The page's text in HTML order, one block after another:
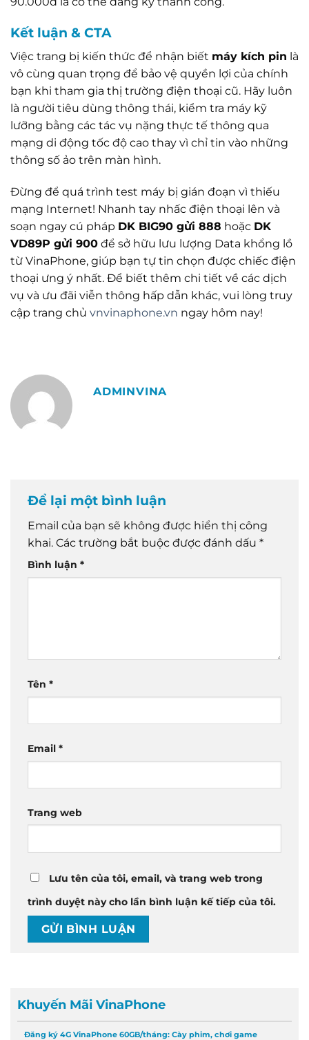
Kết luận & CTA
Việc trang bị kiến thức để nhận biết máy kích pin là
vô cùng quan trọng để bảo vệ quyền lợi của chính
bạn khi tham gia thị trường điện thoại cũ. Hãy luôn
là người tiêu dùng thông thái, kiểm tra máy kỹ
lưỡng bằng các tác vụ nặng thực tế thông qua
mạng di động tốc độ cao thay vì chỉ tin vào những
thông số ảo trên màn hình.
Đừng để quá trình test máy bị gián đoạn vì thiếu
mạng Internet! Nhanh tay nhấc điện thoại lên và
soạn ngay cú pháp DK BIG90 gửi 888 hoặc DK
VD89P gửi 900 để sở hữu lưu lượng Data khổng lồ
từ VinaPhone, giúp bạn tự tin chọn được chiếc điện
thoại ưng ý nhất. Để biết thêm chi tiết về các dịch
vụ và ưu đãi viễn thông hấp dẫn khác, vui lòng truy
cập trang chủ vnvinaphone.vn ngay hôm nay!
ADMINVINA
Để lại một bình luận
Email của bạn sẽ không được hiển thị công
khai. Các trường bắt buộc được đánh dấu *
Bình luận *
Tên *
Email *
Trang web
Lưu tên của tôi, email, và trang web trong
trình duyệt này cho lần bình luận kế tiếp của tôi.
Khuyến Mãi VinaPhone
Đăng ký 4G VinaPhone 60GB/tháng: Cày phim, chơi game